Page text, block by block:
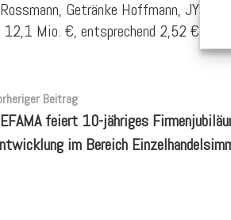
Getränke Hoffmann,
12,1 Mio. €, entsprechend 2,52 € je
Beitrag
feiert 10-jähriges
im Bereich